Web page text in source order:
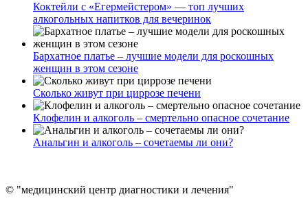
Коктейли с «Егермейстером» — топ лучших
алкогольных напитков для вечеринок
Бархатное платье – лучшие модели для роскошных
женщин в этом сезоне
Сколько живут при циррозе печени
Клофелин и алкоголь – смертельно опасное сочетание
Анальгин и алкоголь – сочетаемы ли они?
© "медицинский центр диагностики и лечения"